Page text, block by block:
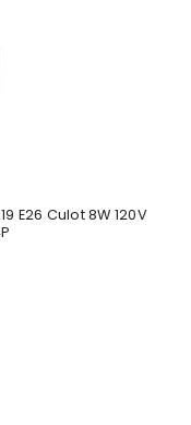
E26 Culot 8W 120V